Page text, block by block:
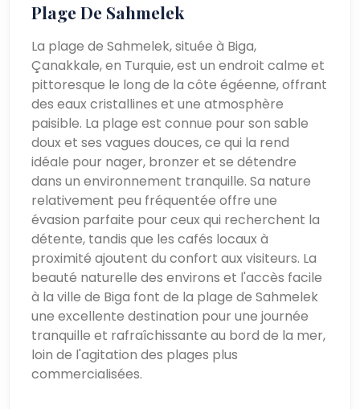
Plage De Sahmelek
La plage de Sahmelek, située à Biga,
Çanakkale, en Turquie, est un endroit calme et
pittoresque le long de la côte égéenne, offrant
des eaux cristallines et une atmosphère
paisible. La plage est connue pour son sable
doux et ses vagues douces, ce qui la rend
idéale pour nager, bronzer et se détendre
dans un environnement tranquille. Sa nature
relativement peu fréquentée offre une
évasion parfaite pour ceux qui recherchent la
détente, tandis que les cafés locaux à
proximité ajoutent du confort aux visiteurs. La
beauté naturelle des environs et l'accès facile
à la ville de Biga font de la plage de Sahmelek
une excellente destination pour une journée
tranquille et rafraîchissante au bord de la mer,
loin de l'agitation des plages plus
commercialisées.